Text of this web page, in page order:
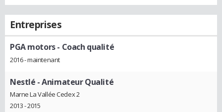
Entreprises
PGA motors- Coach qualité
2016 - maintenant
Nestlé - Animateur Qualité
Marne La Vallée Cedex 2
2013 - 2015